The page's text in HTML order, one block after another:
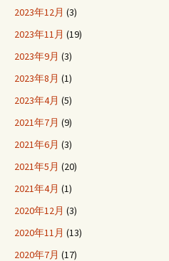
2023年12月 (3)
2023年11月 (19)
2023年9月 (3)
2023年8月 (1)
2023年4月 (5)
2021年7月 (9)
2021年6月 (3)
2021年5月 (20)
2021年4月 (1)
2020年12月 (3)
2020年11月 (13)
2020年7月 (17)